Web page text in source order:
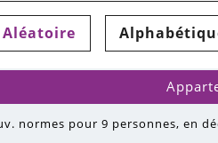
Aléatoire
normes pour 9 personnes, en